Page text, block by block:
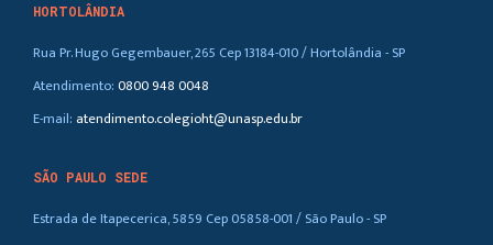
HORTOLÂNDIA
Rua Pr. Hugo Gegembauer, 265 Cep 13184-010 / Hortolândia - SP
Atendimento:0800 948 0048
E-mail: atendimento.colegioht@unasp.edu.br
SÃO PAULO SEDE
Estrada de Itapecerica, 5859 Cep 05858-001 / São Paulo - SP